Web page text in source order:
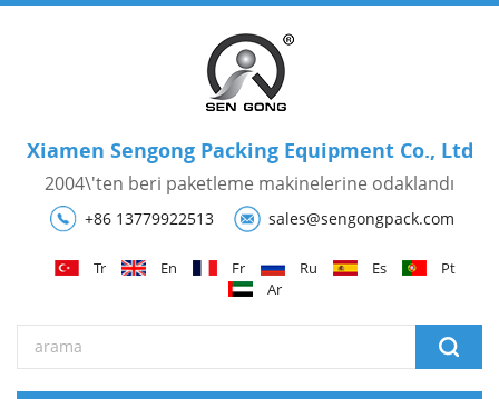
Xiamen Sengong Packing Equipment Co., Ltd
2004\'ten beri paketleme makinelerine odaklandı
+86 13779922513 sales@sengongpack.com
Tr En Fr Ru Es
Pt
Ar